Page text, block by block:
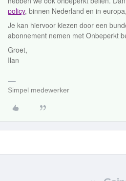
policy, binnen Nederland en in
Je kan hiervoor kiezen door een
abonnement nemen met Onbeperkt
Groet,
Ilan
Simpel medewerker